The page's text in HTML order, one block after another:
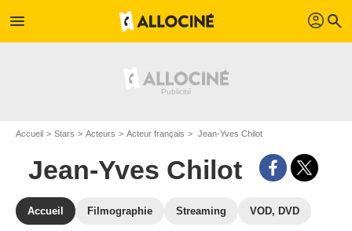
menu profil search
Accueil Stars Acteurs Acteur français Jean-Yves Chilot
Jean-Yves Chilot
Accueil Filmographie Streaming VOD, DVD